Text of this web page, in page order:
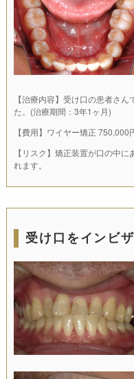
【治療内容】受け口の患者さ
た。(治療期間：3年1ヶ月)
【費用】ワイヤー矯正 750,000
【リスク】矯正装置が口の中
れます。
受け口をインビ